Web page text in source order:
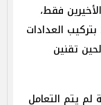
فقط،
وذلك بعد قرار مجلس الوزراء في أبريل 2024 بتركيب العدادات
تقنين
لم يتم التعامل